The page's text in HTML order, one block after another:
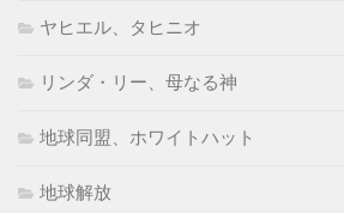
ヤヒエル、タヒニオ
リンダ・リー、母なる神
地球同盟、ホワイトハット
地球解放